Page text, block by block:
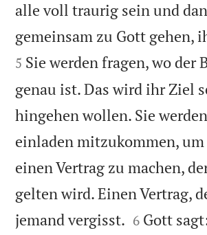
alle voll traurig sein und
gemeinsam zu Gott gehen,
5 Sie werden fragen, wo der
genau ist. Das wird ihr Ziel
hingehen wollen. Sie
einladen mitzukommen,
einen Vertrag zu machen,
gelten wird. Einen Vertrag,
jemand vergisst. 

6 Gott